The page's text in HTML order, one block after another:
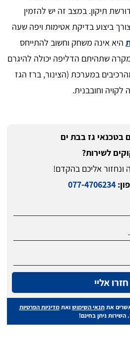
תיקון. במצב זה יש להזמין
ביצוע בדיקת אטימות ויפה שעה
היא אינה משחק וחשוב להתייחס
שתהיתם הדליפה יכולה להיגרם
במערכת (הצינור, ברז הגז
וחובבנית.
בטכנאי גז בבת ים
לשירות?
ונחזור אליכם בהקדם!
077-4706234
חזרו אליי
אתתנאי השימושואתמדיניות הפרטיות
ניתן בחינם!